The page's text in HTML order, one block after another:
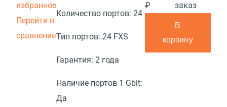
избранное
Перейти в
сравнение
Количество портов: 24
Тип портов: 24 FXS
Гарантия: 2 года
Наличие портов 1 Gbit:
Да
₽
заказ
В
корзину